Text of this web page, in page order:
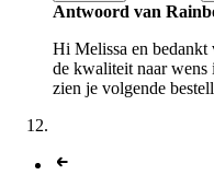
Antwoord van
Hi Melissa en bedankt
de kwaliteit naar wens
zien je volgende